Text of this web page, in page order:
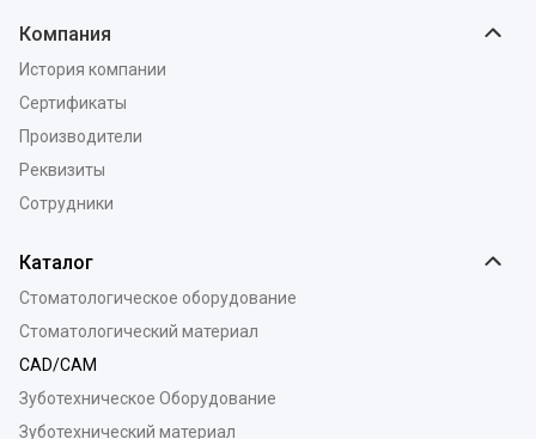
Компания
История компании
Сертификаты
Производители
Реквизиты
Сотрудники
Каталог
Стоматологическое оборудование
Стоматологический материал
CAD/CAM
Зуботехническое Оборудование
Зуботехнический материал